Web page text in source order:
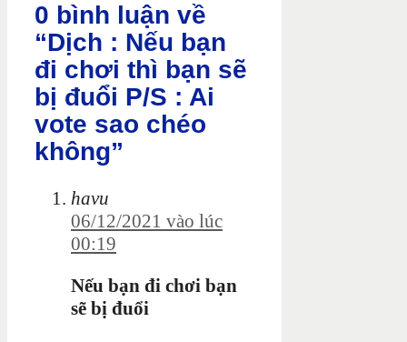
0 bình luận về
“Dịch : Nếu bạn
đi chơi thì bạn sẽ
bị đuổi P/S : Ai
vote sao chéo
không”
havu
06/12/2021 vào lúc
00:19
Nếu bạn đi chơi bạn
sẽ bị đuổi